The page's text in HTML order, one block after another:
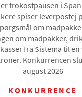
frokostpausen i
spiser leverpostej
om
om madpakker,
fra Sistema til
Konkurrencen
august 2026
KONKURRENCE